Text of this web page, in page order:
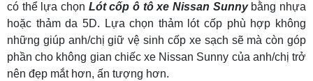
có thể lựa chọn Lót cốp ô tô xe Nissan Sunnybằng nhựa
hoặc thảm da 5D. Lựa chọn thảm lót cốp phù hợp không
những giúp anh/chị giữ vệ sinh cốp xe sạch sẽ mà còn góp
phần cho không gian chiếc xe Nissan Sunny của anh/chị trở
nên đẹp mắt hơn, ấn tượng hơn.